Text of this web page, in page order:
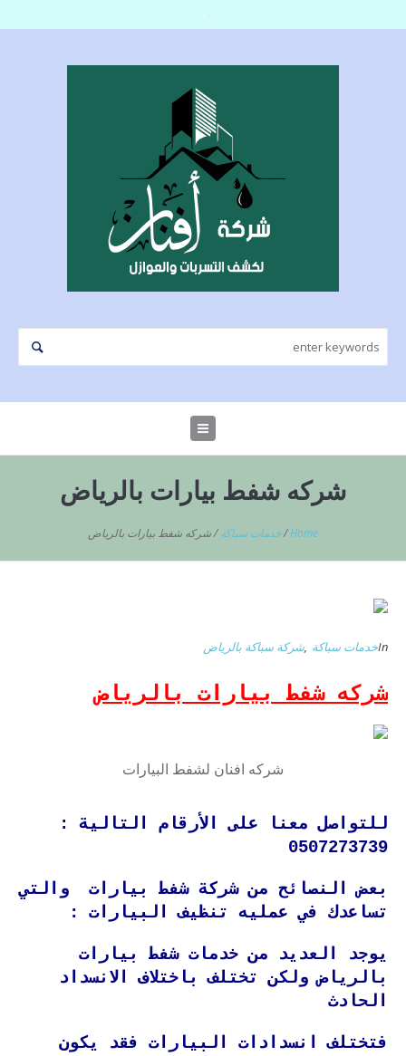
شركه شفط بيارات بالرياض
Home
/خدمات سباكة /شركه شفط بيارات بالرياض
Inخدمات سباكة ,شركة سباكة بالرياض
شركه شفط بيارات بالرياض
شركه افنان لشفط البيارات
للتواصل معنا على الأرقام التالية :
0507273739
بعض النصائح من شركة شفط بيارات والتي
تساعدك في عمليه تنظيف البيارات :
يوجد العديد من خدمات شفط بيارات
بالرياض ولكن تختلف باختلاف الانسداد
الحادث
فتختلف انسدادات البيارات فقد يكون